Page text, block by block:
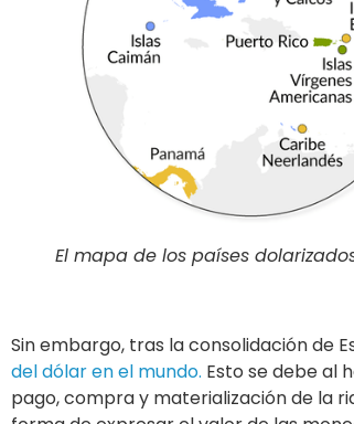
El mapa de los países
Sin embargo, tras la consolidación de
del dólar en el mundo. Esto se debe al
pago, compra y materialización de la